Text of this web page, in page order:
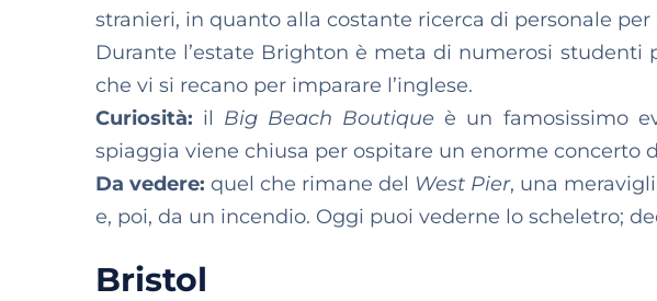
stranieri, in quanto alla costante ricerca di personale per
Durante l’estate Brighton è meta di numerosi studenti
che vi si recano per imparare l’inglese.
Curiosità: il Big Beach Boutique è un famosissimo
spiaggia viene chiusa per ospitare un enorme concerto
Da vedere: quel che rimane del West Pier, una
e, poi, da un incendio. Oggi puoi vederne lo scheletro;
Bristol